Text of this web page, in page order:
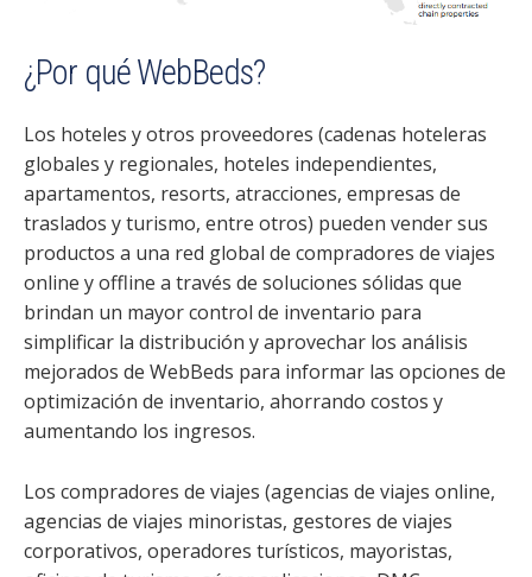
¿Por qué WebBeds?
Los hoteles y otros proveedores (cadenas hoteleras
globales y regionales, hoteles independientes,
apartamentos, resorts, atracciones, empresas de
traslados y turismo, entre otros) pueden vender sus
productos a una red global de compradores de viajes
online y offline a través de soluciones sólidas que
brindan un mayor control de inventario para
simplificar la distribución y aprovechar los análisis
mejorados de WebBeds para informar las opciones de
optimización de inventario, ahorrando costos y
aumentando los ingresos.
Los compradores de viajes (agencias de viajes online,
agencias de viajes minoristas, gestores de viajes
corporativos, operadores turísticos, mayoristas,